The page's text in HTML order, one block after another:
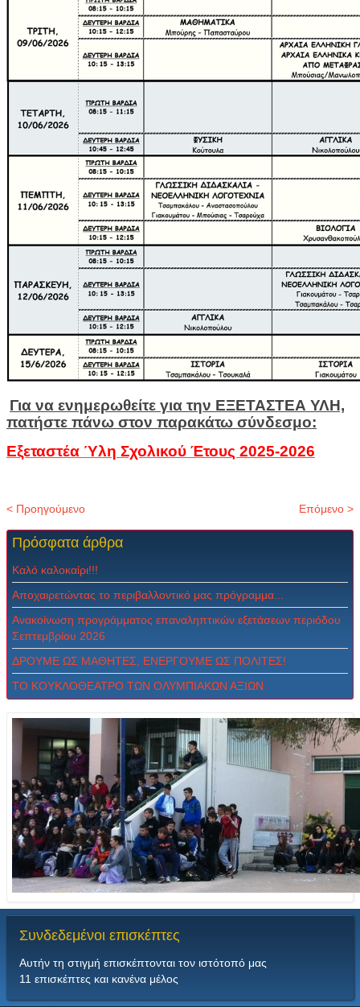
Για να ενημερωθείτε για την ΕΞΕΤΑΣΤΕΑ ΥΛΗ,
πατήστε πάνω στον παρακάτω σύνδεσμο:
Εξεταστέα Ύλη Σχολικού Έτους 2025-2026
< Προηγούμενο Επόμενο >
Πρόσφατα άρθρα
Καλό καλοκαίρι!!!
Αποχαιρετώντας το περιβαλλοντικό μας πρόγραμμα...
Ανακοίνωση προγράμματος επαναληπτικών εξετάσεων περιόδου
Σεπτεμβρίου 2026
ΔPOYME ΩΣ MAΘHTEΣ, ENEPΓOYME ΩΣ ΠOΛITEΣ!
ΤΟ ΚΟΥΚΛΟΘΕΑΤΡΟ ΤΩΝ ΟΛΥΜΠΙΑΚΩΝ ΑΞΙΩΝ
Συνδεδεμένοι επισκέπτες
Αυτήν τη στιγμή επισκέπτονται τον ιστότοπό μας
11 επισκέπτες και κανένα μέλος